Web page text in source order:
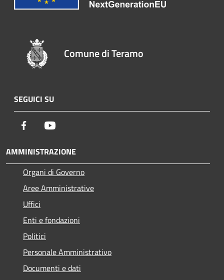
Comune di Teramo
SEGUICI SU
Facebook
AMMINISTRAZIONE
Organi di Governo
Aree Amministrative
Uffici
Enti e fondazioni
Politici
Personale Amministrativo
Documenti e dati